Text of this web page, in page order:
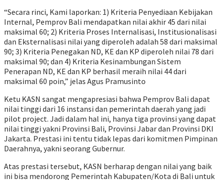
“Secara rinci, Kami laporkan: 1) Kriteria Penyediaan Kebijakan
Internal, Pemprov Bali mendapatkan nilai akhir 45 dari nilai
maksimal 60; 2) Kriteria Proses Internalisasi, Institusionalisasi
dan Eksternalisasi nilai yang diperoleh adalah 58 dari maksimal
90; 3) Kriteria Penegakan ND, KE dan KP diperoleh nilai 78 dari
maksimal 90; dan 4) Kriteria Kesinambungan Sistem
Penerapan ND, KE dan KP berhasil meraih nilai 44 dari
maksimal 60 poin,” jelas Agus Pramusinto
Ketu KASN sangat mengapresiasi bahwa Pemprov Bali dapat
nilai tinggi dari 16 instansi dan pemerintah daerah yang jadi
pilot project. Jadi dalam hal ini, hanya tiga provinsi yang dapat
nilai tinggi yakni Provinsi Bali, Provinsi Jabar dan Provinsi DKI
Jakarta. Prestasi ini tentu tidak lepas dari komitmen Pimpinan
Daerahnya, yakni seorang Gubernur.
Atas prestasi tersebut, KASN berharap dengan nilai yang baik
ini bisa mendorong Pemerintah Kabupaten/Kota di Bali untuk